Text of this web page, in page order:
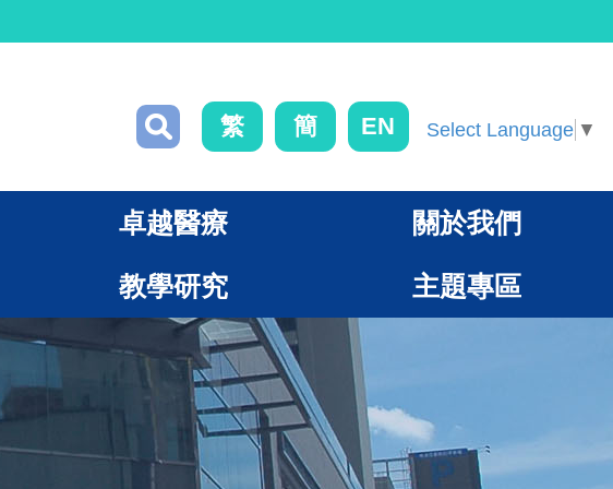
繁 簡 EN Select Language ▼
卓越醫療 關於我們
教學研究 主題專區